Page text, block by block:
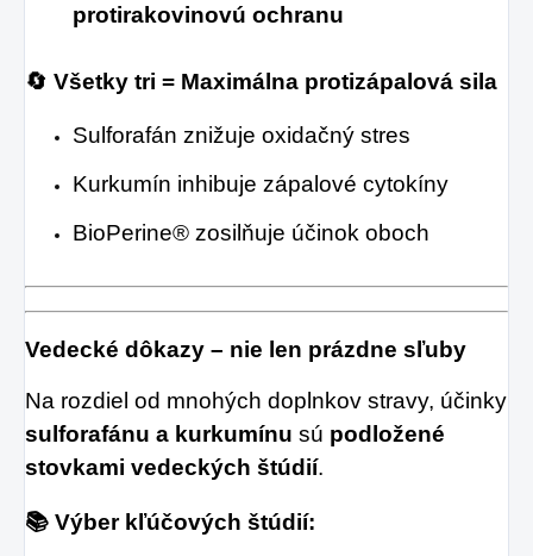
protirakovinovú ochranu
🔄 Všetky tri = Maximálna protizápalová sila
Sulforafán znižuje oxidačný stres
Kurkumín inhibuje zápalové cytokíny
BioPerine® zosilňuje účinok oboch
Vedecké dôkazy – nie len prázdne sľuby
Na rozdiel od mnohých doplnkov stravy, účinky
sulforafánu a kurkumínu sú podložené
stovkami vedeckých štúdií.
📚 Výber kľúčových štúdií: